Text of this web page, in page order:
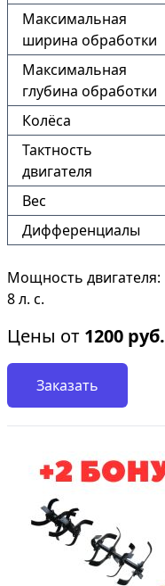
Максимальная
ширина обработки
Максимальная
глубина обработки
Колёса
Тактность
двигателя
Вес
Дифференциалы
Мощность двигателя:
8 л. с.
Цены от 1200 руб.
Заказать